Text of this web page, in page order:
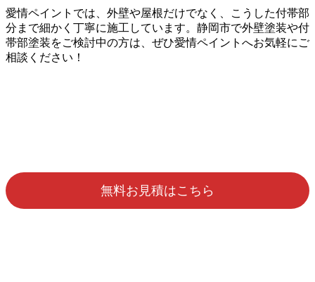
愛情ペイントでは、外壁や屋根だけでなく、こうした付帯部
分まで細かく丁寧に施工しています。静岡市で外壁塗装や付
帯部塗装をご検討中の方は、ぜひ愛情ペイントへお気軽にご
相談ください！
無料お見積はこちら